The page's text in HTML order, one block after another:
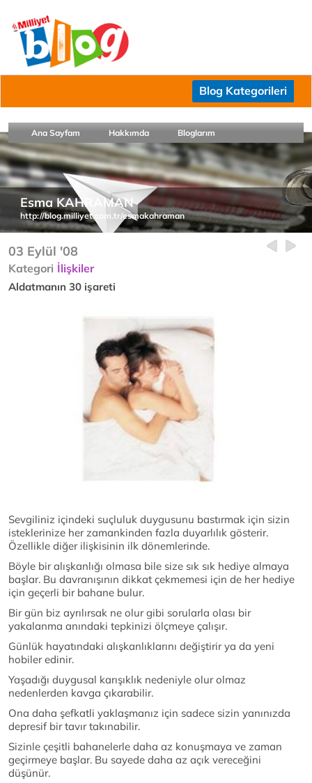
Blog Kategorileri
Ana Sayfam Hakkımda Bloglarım
Esma KAHRAMAN
http://blog.milliyet.com.tr/esmakahraman
03 Eylül '08
Kategori İlişkiler
Aldatmanın 30 işareti
Sevgiliniz içindeki suçluluk duygusunu bastırmak için sizin
isteklerinize her zamankinden fazla duyarlılık gösterir.
Özellikle diğer ilişkisinin ilk dönemlerinde.
Böyle bir alışkanlığı olmasa bile size sık sık hediye almaya
başlar. Bu davranışının dikkat çekmemesi için de her hediye
için geçerli bir bahane bulur.
Bir gün biz ayrılırsak ne olur gibi sorularla olası bir
yakalanma anındaki tepkinizi ölçmeye çalışır.
Günlük hayatındaki alışkanlıklarını değiştirir ya da yeni
hobiler edinir.
Yaşadığı duygusal karışıklık nedeniyle olur olmaz
nedenlerden kavga çıkarabilir.
Ona daha şefkatli yaklaşmanız için sadece sizin yanınızda
depresif bir tavır takınabilir.
Sizinle çeşitli bahanelerle daha az konuşmaya ve zaman
geçirmeye başlar. Bu sayede daha az açık vereceğini
düşünür.